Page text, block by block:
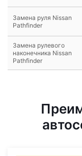
Замена руля Nissan
Pathfinder
Замена рулевого
наконечника Nissan
Pathfinder